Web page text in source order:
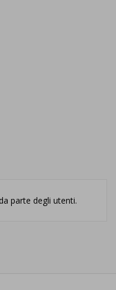
parte degli utenti.